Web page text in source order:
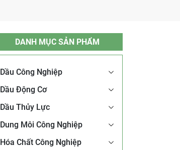
DANH MỤC SẢN PHẨM
Dầu Công Nghiệp
Dầu Động Cơ
Dầu Thủy Lực
Dung Môi Công Nghiệp
Hóa Chất Công Nghiệp